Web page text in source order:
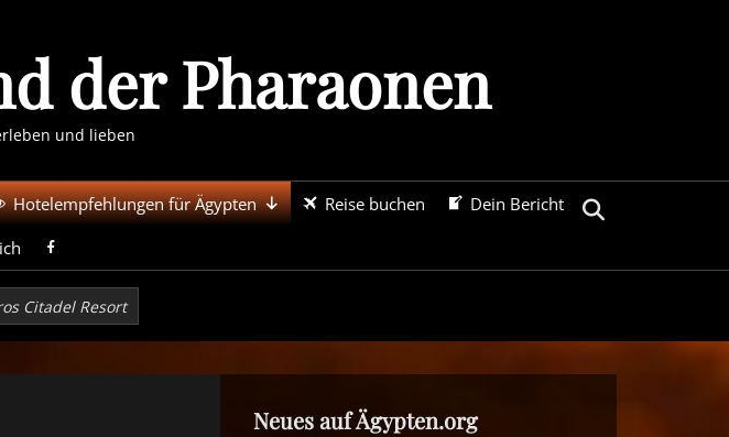
der Pharaonen
und lieben
Hotelempfehlungen für Ägypten Reise buchen
Dein Bericht
Citadel Resort
Neues auf Ägypten.org